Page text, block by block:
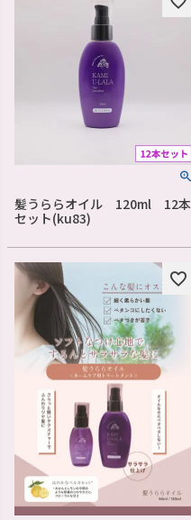
髪うららオイル 120ml 12本
セット(ku83)